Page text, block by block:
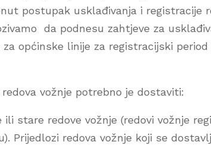
postupak usklađivanja i registracije
da podnesu zahtjeve za
općinske linije za registracijski period
vožnje potrebno je dostaviti:
ili stare redove vožnje (redovi vožnje
Prijedlozi redova vožnje koji se